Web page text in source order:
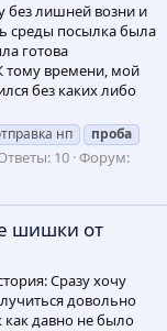
без лишней возни и
среды посылка была
готова
тому времени, мой
без каких либо
нп
проба
10 Форум:
шишки от
Сразу хочу
довольно
давно не было